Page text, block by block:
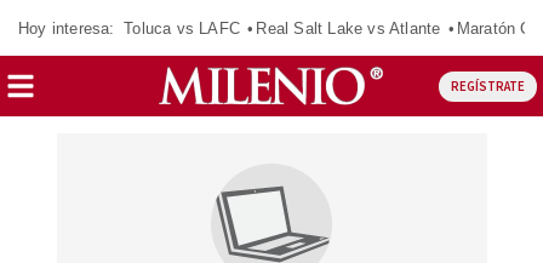
Hoy interesa: Toluca vs LAFC Real Salt Lake vs Atlante Maratón
REGÍSTRATE